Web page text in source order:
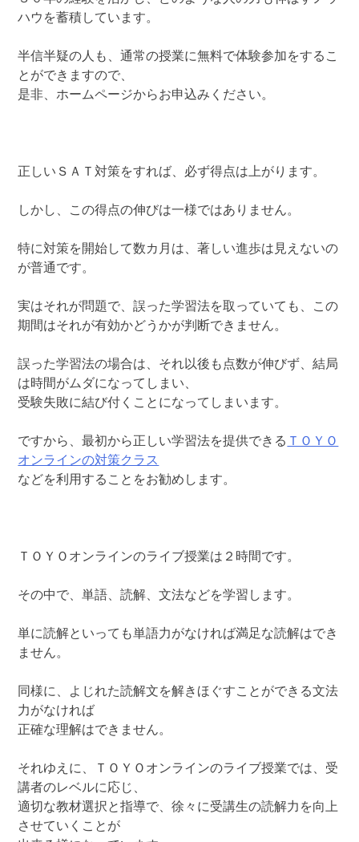
ハウを蓄積しています。
半信半疑の人も、通常の授業に無料で体験参加をするこ
とができますので、
是非、ホームページからお申込みください。
正しいＳＡＴ対策をすれば、必ず得点は上がります。
しかし、この得点の伸びは一様ではありません。
特に対策を開始して数カ月は、著しい進歩は見えないの
が普通です。
実はそれが問題で、誤った学習法を取っていても、この
期間はそれが有効かどうかが判断できません。
誤った学習法の場合は、それ以後も点数が伸びず、結局
は時間がムダになってしまい、
受験失敗に結び付くことになってしまいます。
ですから、最初から正しい学習法を提供できる ＴＯＹＯ
オンラインの対策クラス
などを利用することをお勧めします。
ＴＯＹＯオンラインのライブ授業は２時間です。
その中で、単語、読解、文法などを学習します。
単に読解といっても単語力がなければ満足な読解はでき
ません。
同様に、よじれた読解文を解きほぐすことができる文法
力がなければ
正確な理解はできません。
それゆえに、ＴＯＹＯオンラインのライブ授業では、受
講者のレベルに応じ、
適切な教材選択と指導で、徐々に受講生の読解力を向上
させていくことが